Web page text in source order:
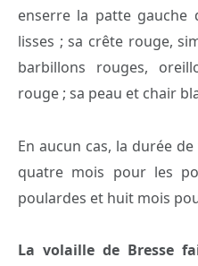
enserre la patte
lisses ; sa crête rouge,
barbillons rouges,
rouge ; sa peau et chair
En aucun cas, la durée
quatre mois pour les
poulardes et huit mois
La volaille de Bresse